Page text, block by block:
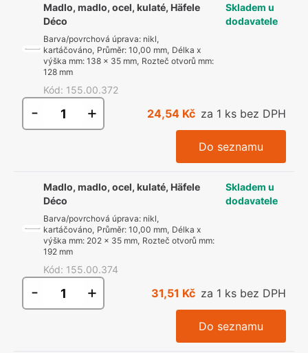
Madlo, madlo, ocel, kulaté, Häfele
Déco
Barva/povrchová úprava: nikl,
kartáčováno, Průměr:10,00 mm, Délka x
výška mm:138 x 35 mm, Rozteč otvorů mm:
128 mm
Kód: 155.00.372
Skladem u
dodavatele
- + 24,54 Kč za 1 ks bez DPH
Do seznamu
Madlo, madlo, ocel, kulaté, Häfele
Déco
Barva/povrchová úprava: nikl,
kartáčováno, Průměr:10,00 mm, Délka x
výška mm: 202 x 35 mm, Rozteč otvorů mm:
192 mm
Kód: 155.00.374
Skladem u
dodavatele
- + 31,51 Kč za 1 ks bez DPH
Do seznamu